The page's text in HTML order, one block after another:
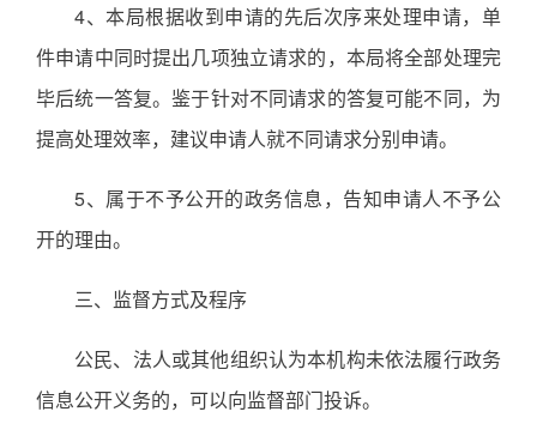
4、本局根据收到申请的先后次序来处理申请，单
件申请中同时提出几项独立请求的，本局将全部处理完
毕后统一答复。鉴于针对不同请求的答复可能不同，为
提高处理效率，建议申请人就不同请求分别申请。
5、属于不予公开的政务信息，告知申请人不予公
开的理由。
三、监督方式及程序
公民、法人或其他组织认为本机构未依法履行政务
信息公开义务的，可以向监督部门投诉。